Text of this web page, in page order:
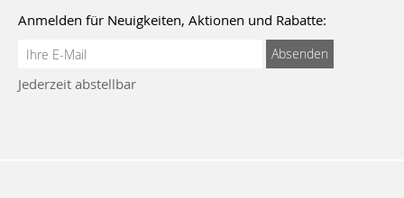
Anmelden für Neuigkeiten, Aktionen und Rabatte:
Anmeldung
Newsletter:
Absenden
Jederzeit abstellbar